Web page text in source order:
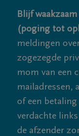
Blijf
(poging tot
meldingen
zogezegde
mom van een
mailadressen,
of een
verdachte
de afzender